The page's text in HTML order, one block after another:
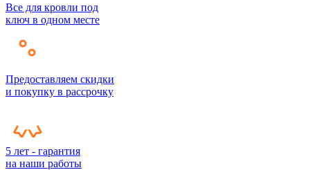
Все для кровли под
ключ в одном месте
Предоставляем скидки
и покупку в рассрочку
5 лет - гарантия
на наши работы